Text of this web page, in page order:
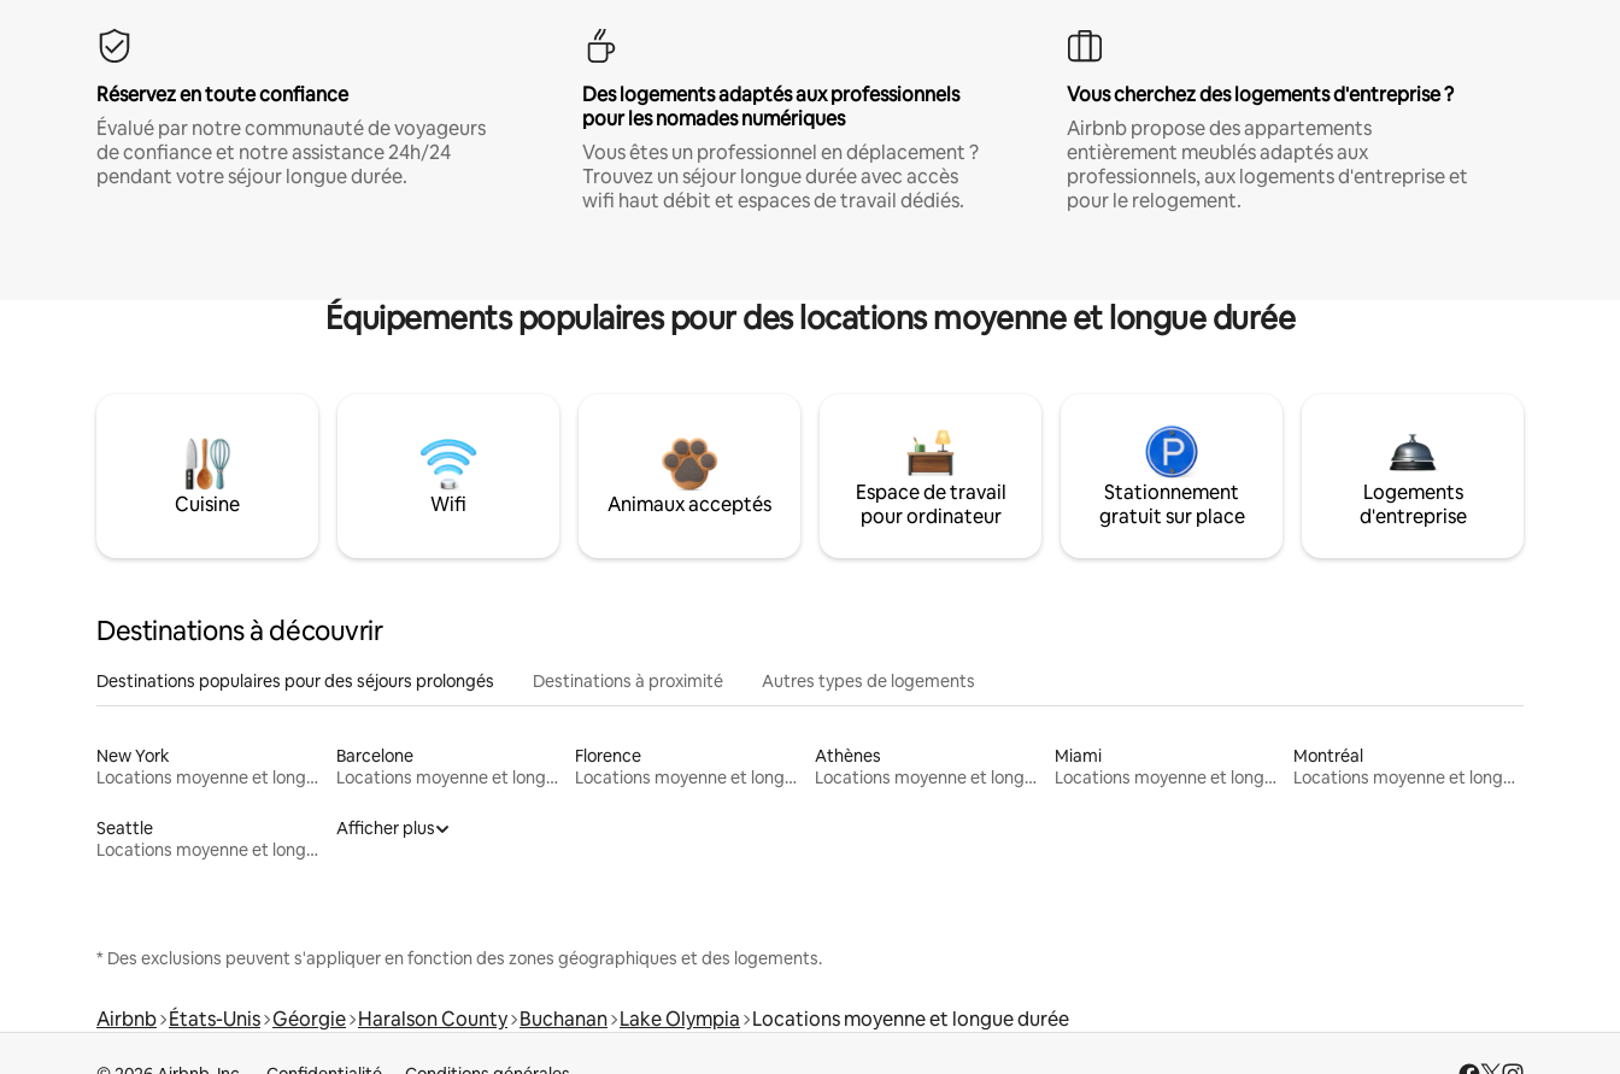
Réservez en toute confiance
Évalué par notre communauté de voyageurs
de confiance et notre assistance 24h/24
pendant votre séjour longue durée.
Des logements adaptés aux professionnels
pour les nomades numériques
Vous êtes un professionnel en déplacement ?
Trouvez un séjour longue durée avec accès
wifi haut débit et espaces de travail dédiés.
Vous cherchez des logements d'entreprise ?
Airbnb propose des appartements
entièrement meublés adaptés aux
professionnels, aux logements d'entreprise et
pour le relogement.
Équipements populaires pour des locations moyenne et longue durée
Cuisine Wifi Animaux acceptés
Espace de travail
pour ordinateur
Stationnement
gratuit sur place
Logements
d'entreprise
Destinations à découvrir
Destinations populaires pour des séjours prolongés Destinations à proximité Autres types de logements
New York
Locations moyenne et longue durée
Barcelone
Locations moyenne et longue durée
Florence
Locations moyenne et longue durée
Athènes
Locations moyenne et longue durée
Miami
Locations moyenne et longue durée
Montréal
Locations moyenne et longue durée
Seattle
Locations moyenne et longue durée
Afficher plus
* Des exclusions peuvent s'appliquer en fonction des zones géographiques et des logements.
Airbnb États-Unis Géorgie Haralson County Buchanan Lake Olympia Locations moyenne et longue durée